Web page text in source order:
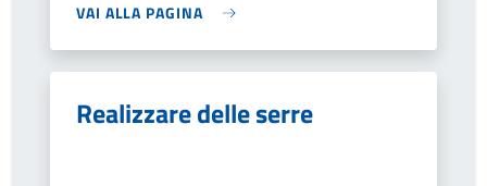
VAI ALLA PAGINA
Realizzare delle serre